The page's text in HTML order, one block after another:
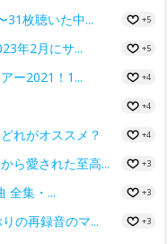
31枚聴いた中... +5
年2月にサ... +5
ー2021！1... +4
+4
れがオススメ？ +4
ら愛された至高... +3
全集・... +3
の再録音のマ... +3